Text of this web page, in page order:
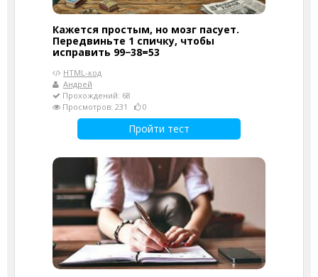
Кажется простым, но мозг пасует.
Передвиньте 1 спичку, чтобы
исправить 99−38=53
HTML-код
Андрей
Прохождений: 68
Просмотров: 231
0
Пройти тест